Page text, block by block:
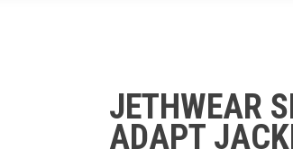
20%
JETHWEAR
ADAPT